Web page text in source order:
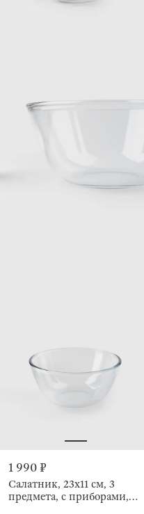
1 990 ₽
Салатник, 23x11 см, 3
предмета, с приборами,